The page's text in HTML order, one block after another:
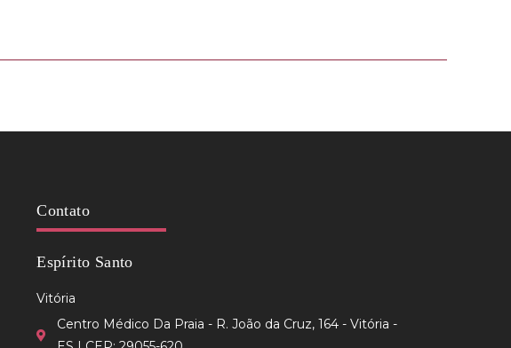
Contato
Espírito Santo
Vitória
Centro Médico Da Praia - R. João da Cruz, 164 - Vitória -